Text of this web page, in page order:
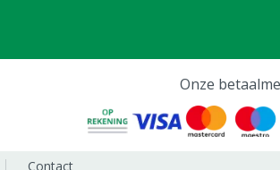
Onze
Contact